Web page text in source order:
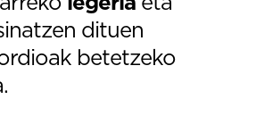
dituen
betetzeko